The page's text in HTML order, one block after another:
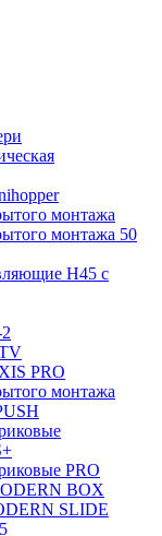
монтажа
монтажа 50
H45 с
PRO
монтажа
PRO
BOX
SLIDE